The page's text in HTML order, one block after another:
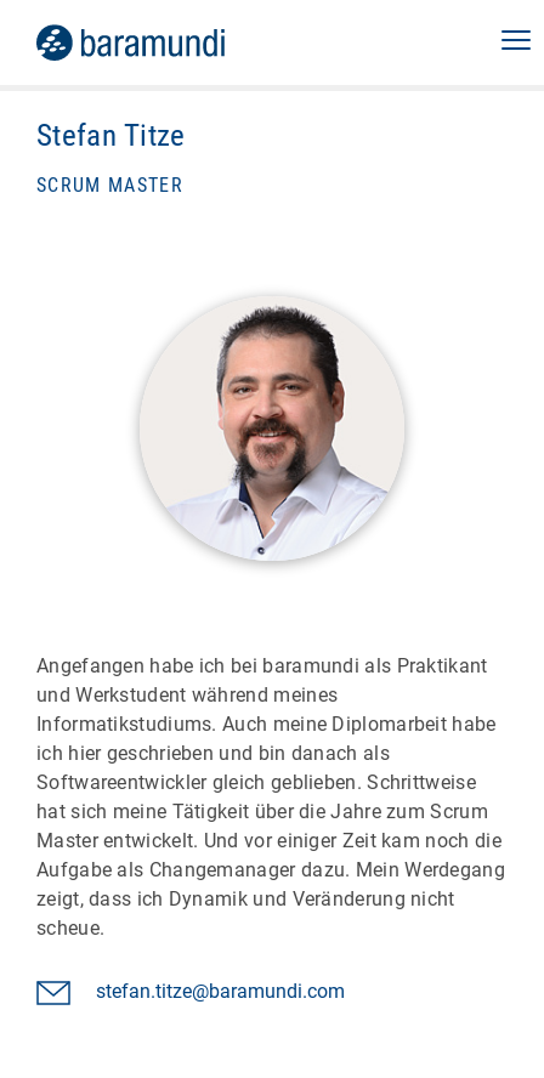
Stefan Titze
SCRUM MASTER
Angefangen habe ich bei baramundi als Praktikant
und Werkstudent während meines
Informatikstudiums. Auch meine Diplomarbeit habe
ich hier geschrieben und bin danach als
Softwareentwickler gleich geblieben. Schrittweise
hat sich meine Tätigkeit über die Jahre zum Scrum
Master entwickelt. Und vor einiger Zeit kam noch die
Aufgabe als Changemanager dazu. Mein Werdegang
zeigt, dass ich Dynamik und Veränderung nicht
scheue.
stefan.titze@baramundi.com